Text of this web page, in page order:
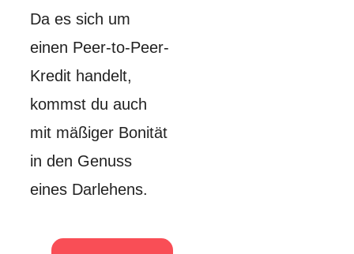
Da es sich um
einen Peer-to-Peer-
Kredit handelt,
kommst du auch
mit mäßiger Bonität
in den Genuss
eines Darlehens.